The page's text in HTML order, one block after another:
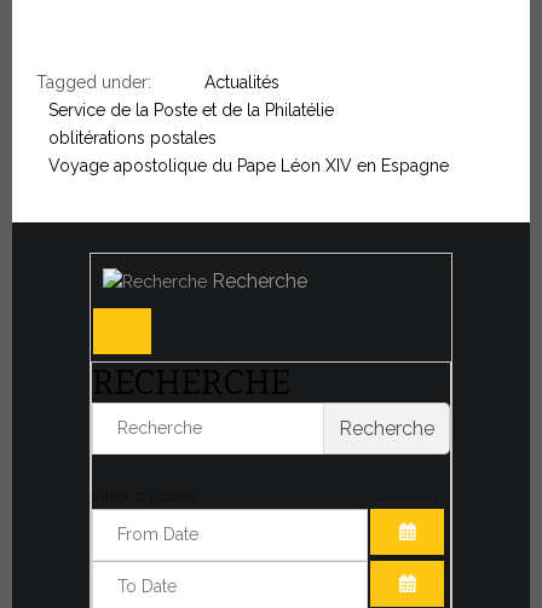
Tagged under:
Actualités
Service de la Poste et de la Philatélie
oblitérations postales
Voyage apostolique du Pape Léon XIV en Espagne
Recherche
RECHERCHE
Recherche
OUVRIR LE